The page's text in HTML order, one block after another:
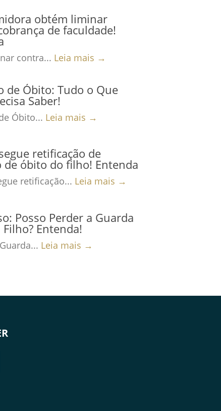
obtém liminar
de faculdade!
contra... Leia mais →
de Óbito: Tudo o Que
Saber!
Óbito... Leia mais →
retificação de
de óbito do filho! Entenda
retificação... Leia mais →
Posso Perder a Guarda
Entenda!
Leia mais →